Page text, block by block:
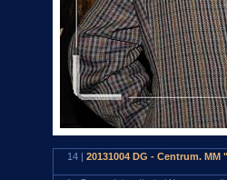
14 | 20131004 DG - Centrum.